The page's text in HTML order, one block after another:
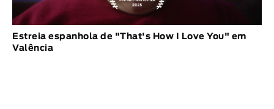
Estreia espanhola de "That's How I Love You" em
Valência